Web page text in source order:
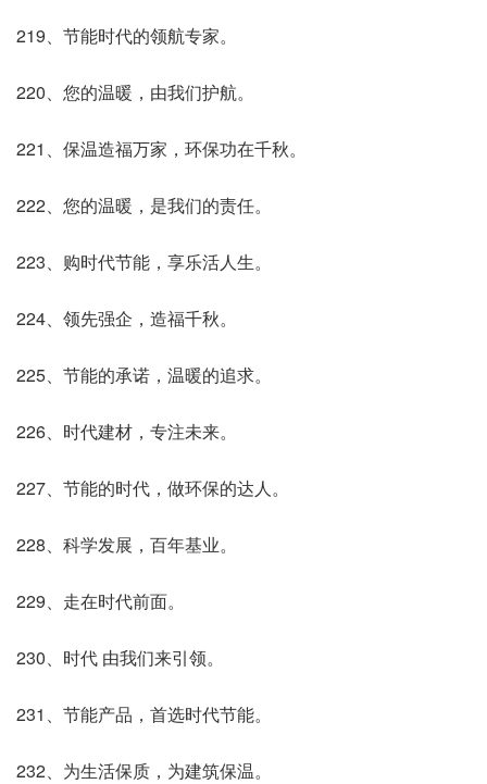
219、节能时代的领航专家。
220、您的温暖，由我们护航。
221、保温造福万家，环保功在千秋。
222、您的温暖，是我们的责任。
223、购时代节能，享乐活人生。
224、领先强企，造福千秋。
225、节能的承诺，温暖的追求。
226、时代建材，专注未来。
227、节能的时代，做环保的达人。
228、科学发展，百年基业。
229、走在时代前面。
230、时代 由我们来引领。
231、节能产品，首选时代节能。
232、为生活保质，为建筑保温。